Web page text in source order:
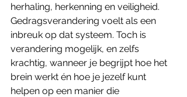
herhaling, herkenning en veiligheid.
Gedragsverandering voelt als een
inbreuk op dat systeem. Toch is
verandering mogelijk, en zelfs
krachtig, wanneer je begrijpt hoe het
brein werkt én hoe je jezelf kunt
helpen op een manier die